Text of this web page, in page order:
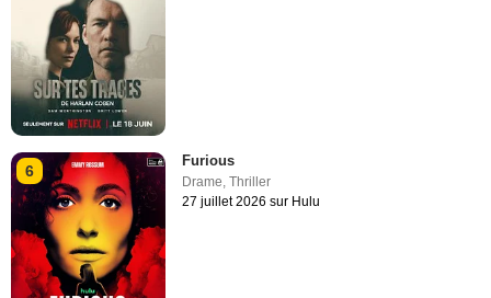
6
Furious
Drame,Thriller
27 juillet 2026 sur Hulu